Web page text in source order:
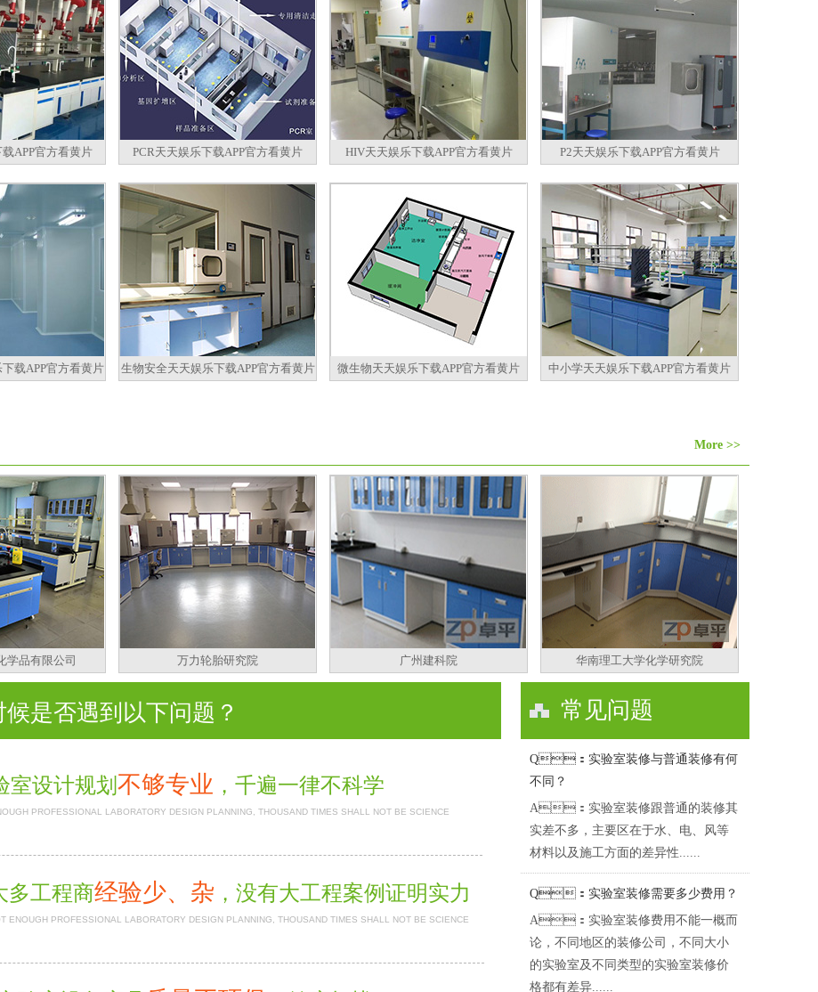
APP官方看黄片 PCR天天娱乐下载APP官方看黄片 HIV天天娱乐下载APP官方看黄片 P2天天娱乐下载APP官方看黄片
载APP官方看黄片 生物安全天天娱乐下载APP官方看黄片 微生物天天娱乐下载APP官方看黄片 中小学天天娱乐下载APP官方看黄片
More >>
学品有限公司 万力轮胎研究院 广州建科院 华南理工大学化学研究院
是否遇到以下问题？
室设计规划 不够专业 ，千遍一律不科学
PROFESSIONAL LABORATORY DESIGN PLANNING, THOUSAND TIMES SHALL NOT BE SCIENCE
多工程商经验少、杂 ，没有大工程案例证明实力
ENOUGH PROFESSIONAL LABORATORY DESIGN PLANNING, THOUSAND TIMES SHALL NOT BE SCIENCE
常见问题
Q：实验室装修与普通装修有何
不同？
A：实验室装修跟普通的装修其
实差不多，主要区在于水、电、风等
材料以及施工方面的差异性......
Q：实验室装修需要多少费用？
A：实验室装修费用不能一概而
论，不同地区的装修公司，不同大小
的实验室及不同类型的实验室装修价
格都有差异......